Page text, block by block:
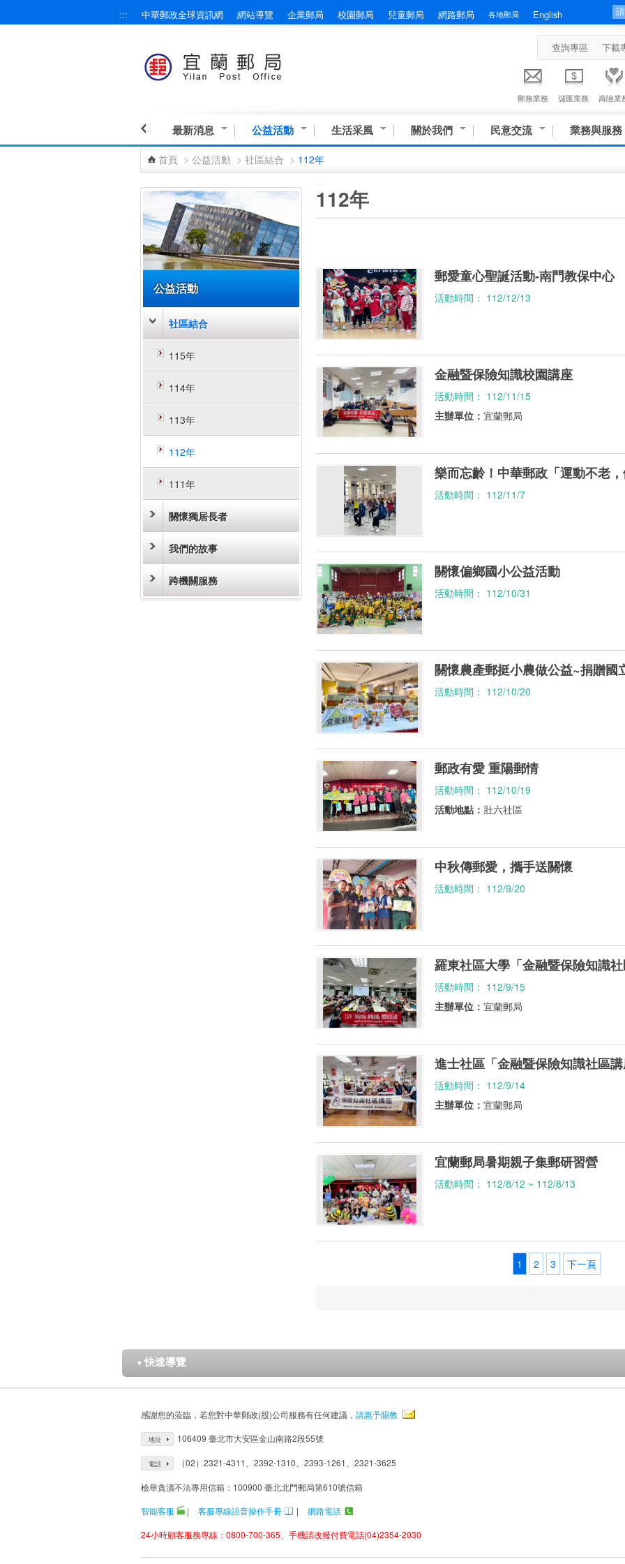
::: 中華郵政全球資訊網 網站導覽 企業郵局 校園郵局 兒童郵局 網路郵局 各地郵局 English
查詢專區 下載
郵務業務 儲匯業務 壽險業
最新消息 公益活動 生活采風 關於我們 民意交流 業務與服務
首頁 > 公益活動 > 社區結合 > 112年
公益活動
社區結合
115年
114年
113年
112年
111年
關懷獨居長者
我們的故事
跨機關服務
112年
郵愛童心聖誕活動-南門教保中心
活動時間： 112/12/13
金融暨保險知識校園講座
活動時間： 112/11/15
主辦單位： 宜蘭郵局
樂而忘齡！中華郵政「運動不老，
活動時間： 112/11/7
關懷偏鄉國小公益活動
活動時間： 112/10/31
關懷農產郵挺小農做公益~捐贈國
活動時間： 112/10/20
郵政有愛 重陽郵情
活動時間： 112/10/19
活動地點： 壯六社區
中秋傳郵愛，攜手送關懷
活動時間： 112/9/20
羅東社區大學「金融暨保險知識社
活動時間： 112/9/15
主辦單位： 宜蘭郵局
進士社區「金融暨保險知識社區講
活動時間： 112/9/14
主辦單位： 宜蘭郵局
宜蘭郵局暑期親子集郵研習營
活動時間： 112/8/12 ~ 112/8/13
1 2 3 下一頁
▼ 快速導覽
感謝您的蒞臨，若您對中華郵政(股)公司服務有任何建議， 請惠予賜教
地址 106409 臺北市大安區金山南路2段55號
電話 （02）2321-4311、2392-1310、2393-1261、2321-3625
檢舉貪瀆不法專用信箱：100900 臺北北門郵局第610號信箱
智能客服
| 客服專線語音操作手冊 |
網路電話
24小時顧客服務專線：0800-700-365、手機請改撥付費電話(04)2354-2030